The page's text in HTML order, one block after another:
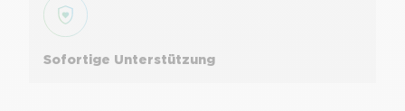
Sofortige Unterstützung